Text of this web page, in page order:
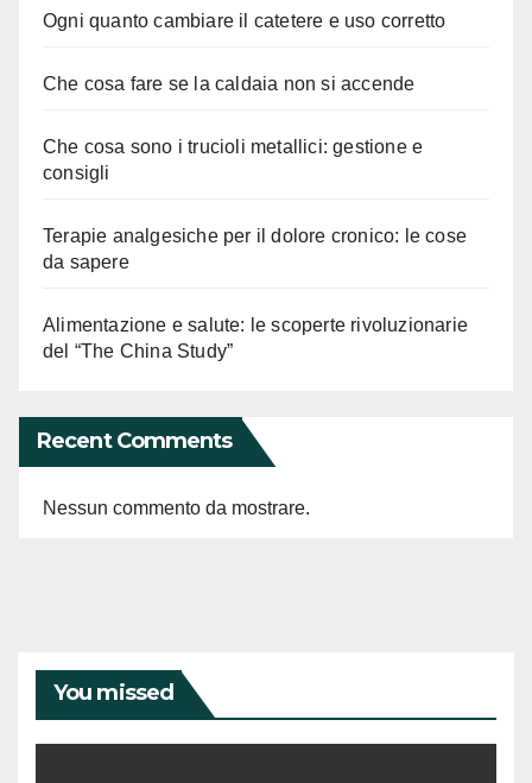
Ogni quanto cambiare il catetere e uso corretto
Che cosa fare se la caldaia non si accende
Che cosa sono i trucioli metallici: gestione e
consigli
Terapie analgesiche per il dolore cronico: le cose
da sapere
Alimentazione e salute: le scoperte rivoluzionarie
del “The China Study”
Recent Comments
Nessun commento da mostrare.
You missed